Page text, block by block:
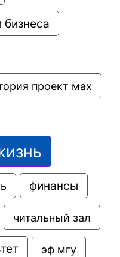
бизнеса
проект мах
финансы
читальный зал
эф мгу